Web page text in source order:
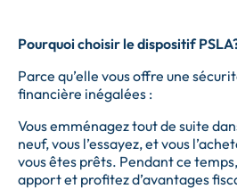
Pourquoi choisir le dispositif
Parce qu’elle vous offre une
financière inégalées :
Vous emménagez tout de suite
neuf, vous l’essayez, et vous
vous êtes prêts. Pendant ce
apport et profitez d’avantages